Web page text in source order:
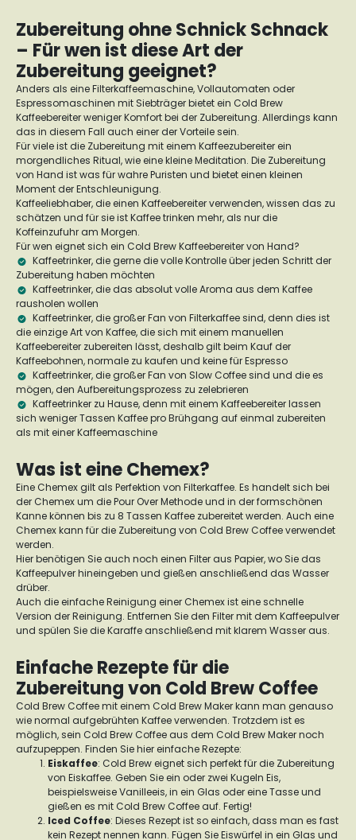
Zubereitung ohne Schnick Schnack
– Für wen ist diese Art der
Zubereitung geeignet?
Anders als eineFilterkaffeemaschine,Vollautomaten oder
Espressomaschinen mit Siebträgerbietet ein Cold Brew
Kaffeebereiter weniger Komfort bei der Zubereitung. Allerdings kann
das in diesem Fall auch einer der Vorteile sein.
Für viele ist die Zubereitung mit einem Kaffeezubereiter ein
morgendliches Ritual, wie eine kleine Meditation. Die Zubereitung
von Hand ist was für wahre Puristen und bietet einen kleinen
Moment der Entschleunigung.
Kaffeeliebhaber, die einen Kaffeebereiter verwenden, wissen das zu
schätzen und für sie ist Kaffee trinken mehr, als nur die
Koffeinzufuhr am Morgen.
Für wen eignet sich ein Cold Brew Kaffeebereiter von Hand?
Kaffeetrinker, die gerne die volle Kontrolle über jeden Schritt der
Zubereitung haben möchten
Kaffeetrinker, die das absolut volle Aroma aus dem Kaffee
rausholen wollen
Kaffeetrinker, die großer Fan von Filterkaffee sind, denn dies ist
die einzige Art von Kaffee, die sich mit einem manuellen
Kaffeebereiter zubereiten lässt, deshalb gilt beim Kauf der
Kaffeebohnen, normale zu kaufen und keine für Espresso
Kaffeetrinker, die großer Fan von Slow Coffee sind und die es
mögen, den Aufbereitungsprozess zu zelebrieren
Kaffeetrinker zu Hause, denn mit einem Kaffeebereiter lassen
sich weniger Tassen Kaffee pro Brühgang auf einmal zubereiten
als mit einer Kaffeemaschine
Was ist eine Chemex?
Eine Chemex gilt als Perfektion von Filterkaffee. Es handelt sich bei
der Chemex um die Pour Over Methode und in der formschönen
Kanne können bis zu 8 Tassen Kaffee zubereitet werden. Auch eine
Chemex kann für die Zubereitung von Cold Brew Coffee verwendet
werden.
Hier benötigen Sie auch noch einen Filter aus Papier, wo Sie das
Kaffeepulver hineingeben und gießen anschließend das Wasser
drüber.
Auch die einfache Reinigung einer Chemex ist eine schnelle
Version der Reinigung. Entfernen Sie den Filter mit dem Kaffeepulver
und spülen Sie die Karaffe anschließend mit klarem Wasser aus.
Einfache Rezepte für die
Zubereitung von Cold Brew Coffee
Cold Brew Coffee mit einem Cold Brew Maker kann man genauso
wie normal aufgebrühten Kaffee verwenden. Trotzdem ist es
möglich, sein Cold Brew Coffee aus dem Cold Brew Maker noch
aufzupeppen. Finden Sie hier einfache Rezepte:
Eiskaffee: Cold Brew eignet sich perfekt für die Zubereitung
von Eiskaffee. Geben Sie ein oder zwei Kugeln Eis,
beispielsweise Vanilleeis, in ein Glas oder eine Tasse und
gießen es mit Cold Brew Coffee auf. Fertig!
Iced Coffee: Dieses Rezept ist so einfach, dass man es fast
kein Rezept nennen kann. Fügen Sie Eiswürfel in ein Glas und